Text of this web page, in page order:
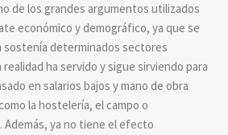
de los grandes argumentos utilizados
económico y demográfico, ya que se
sostenía determinados sectores
ha servido y sigue sirviendo para
en salarios bajos y mano de obra
la hostelería, el campo o
ya no tiene el efecto